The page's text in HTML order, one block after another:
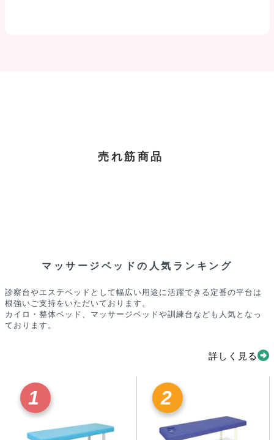
売れ筋商品
マッサージベッドの人気ランキング
診察台やエステベッドとして幅広い用途に活躍できる定番の平台は
根強いご支持をいただいております。
カイロ・整体ベッド、マッサージベッドや訓練台なども人気となっ
ております。
詳しく見る
1 2